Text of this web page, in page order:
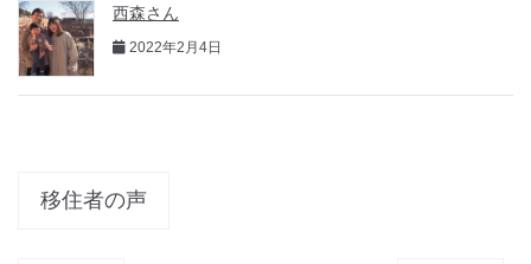
西森さん
2022年2月4日
移住者の声